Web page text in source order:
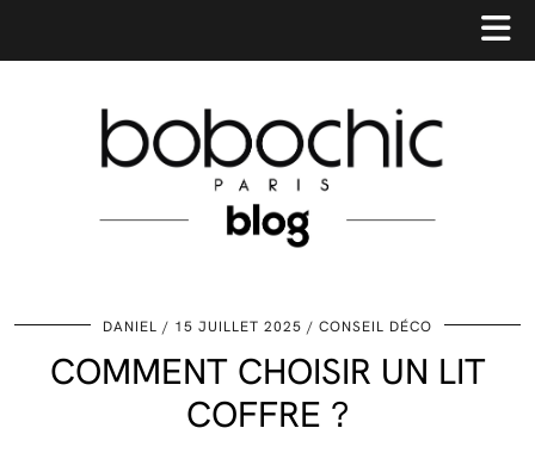
DANIEL 15 JUILLET 2025 CONSEIL DÉCO
COMMENT CHOISIR UN LIT
COFFRE ?